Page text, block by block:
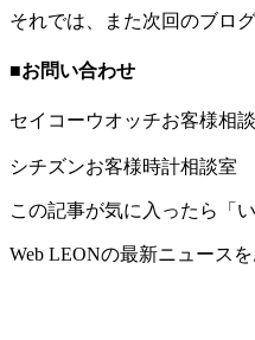
それでは、また次回のブログ
■お問い合わせ
セイコーウオッチお客様相
シチズンお客様時計相談室
この記事が気に入ったら「
Web LEONの最新ニュースを